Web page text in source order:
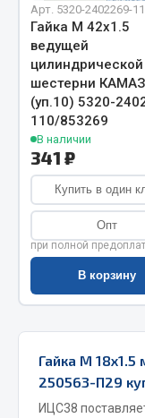
Запчасти
Двигатель
Система питания
Система выпуска
Система
Сцепление
Коробка передач
Коробка передач
Весь раздел
Система питания
Подвеска
Арт. 5320-2402269-
Гайка М 42х1.5
ведущей
цилиндрической
шестерни КАМАЗ
(уп.10) 5320-
110/853269
В наличии
341 ₽
Купить в один
Опт
при полной
В корзину
Гайка М
250563-П29
ИЦС38